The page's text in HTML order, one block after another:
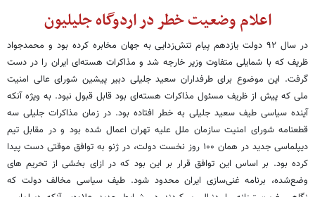
اعلام وضعیت خطر در اردوگاه جلیلیون
در سال ۹۲ دولت یازدهم پیام تنش‌زدایی به جهان مخابره کرده بود و محمدجواد
ظریف که با شمایلی متفاوت وزیر خارجه شد و مذاکرات هسته‌ای ایران را در دست
گرفت. این موضوع برای طرفداران سعید جلیلی دبیر پیشین شورای عالی امنیت
ملی که پیش از ظریف مسئول مذاکرات هسته‌ای بود قابل قبول نبود. به ویژه آنکه
آینده سیاسی طیف سعید جلیلی به خطر افتاده بود. در زمان مذاکرات جلیلی سه
قطعنامه شورای امنیت سازمان ملل علیه تهران اعمال شده بود و در مقابل تیم
دیپلماسی جدید در همان ۱۰۰ روز نخست دولت، در ژنو به توافق موقتی دست پیدا
کرده بود. بر اساس این توافق قرار بر این بود که در ازای بخشی از تحریم‌ های
وضع‌شده، برنامه غنی‌سازی ایران محدود شود. طیف سیاسی مخالف دولت که